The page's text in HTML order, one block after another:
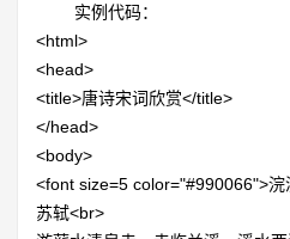
实例代码：
<html>
<head>
<title>唐诗宋词欣赏</title>
</head>
<body>
<font size=5 color="#990066">浣
苏轼<br>